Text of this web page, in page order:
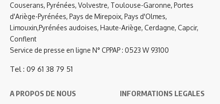
Couserans, Pyrénées, Volvestre, Toulouse-Garonne, Portes
d'Ariège-Pyrénées, Pays de Mirepoix, Pays d'Olmes,
Limouxin,Pyrénées audoises, Haute-Ariège, Cerdagne, Capcir,
Conflent
Service de presse en ligne N° CPPAP : 0523 W 93100
Tel : 09 61 38 79 51
A PROPOS DE NOUS INFORMATIONS LEGALES